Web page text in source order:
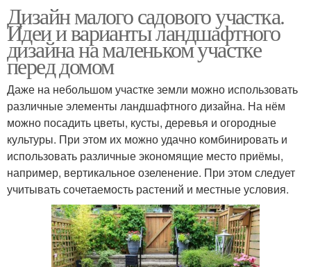
Дизайн малого садового участка.
Идеи и варианты ландшафтного
дизайна на маленьком участке
перед домом
Даже на небольшом участке земли можно использовать
различные элементы ландшафтного дизайна. На нём
можно посадить цветы, кусты, деревья и огородные
культуры. При этом их можно удачно комбинировать и
использовать различные экономящие место приёмы,
например, вертикальное озеленение. При этом следует
учитывать сочетаемость растений и местные условия.